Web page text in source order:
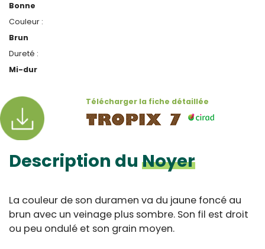
Bonne
Couleur :
Brun
Dureté :
Mi-dur
Télécharger la fiche détaillée
Description du Noyer
La couleur de son duramen va du jaune foncé au
brun avec un veinage plus sombre. Son fil est droit
ou peu ondulé et son grain moyen.